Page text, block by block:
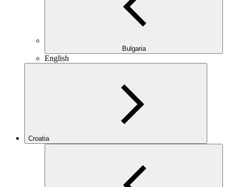
Bulgaria
English
Croatia